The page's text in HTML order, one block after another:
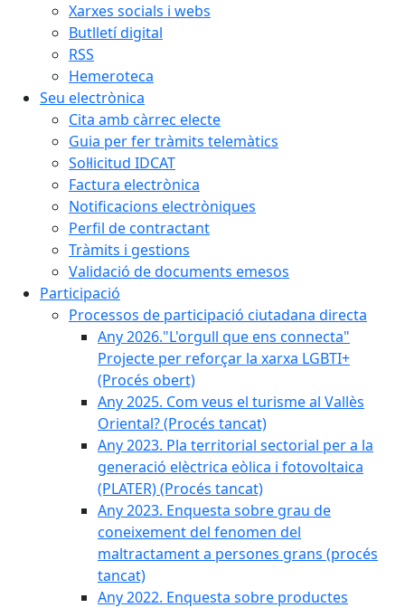
Xarxes socials i webs
Butlletí digital
RSS
Hemeroteca
Seu electrònica
Cita amb càrrec electe
Guia per fer tràmits telemàtics
Sol·licitud IDCAT
Factura electrònica
Notificacions electròniques
Perfil de contractant
Tràmits i gestions
Validació de documents emesos
Participació
Processos de participació ciutadana directa
Any 2026."L'orgull que ens connecta"
Projecte per reforçar la xarxa LGBTI+
(Procés obert)
Any 2025. Com veus el turisme al Vallès
Oriental? (Procés tancat)
Any 2023. Pla territorial sectorial per a la
generació elèctrica eòlica i fotovoltaica
(PLATER) (Procés tancat)
Any 2023. Enquesta sobre grau de
coneixement del fenomen del
maltractament a persones grans (procés
tancat)
Any 2022. Enquesta sobre productes